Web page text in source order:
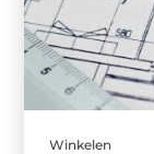
Winkelen